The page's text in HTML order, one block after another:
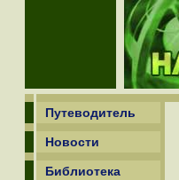
Путеводитель
Новости
Библиотека